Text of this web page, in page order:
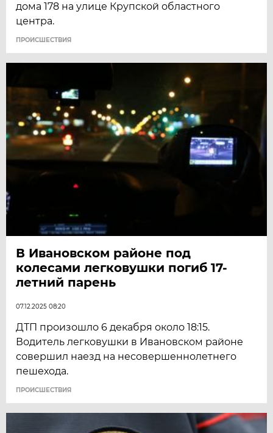
дома 178 на улице Крупской областного
центра.
ПРОИСШЕСТВИЯ
В Ивановском районе под
колесами легковушки погиб 17-
летний парень
07.12.2025 08:20
ДТП произошло 6 декабря около 18:15.
Водитель легковушки в Ивановском районе
совершил наезд на несовершеннолетнего
пешехода.
ПРОИСШЕСТВИЯ